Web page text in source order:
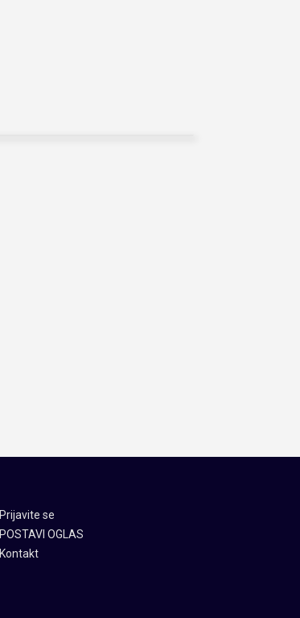
Prijavite se
POSTAVI OGLAS
Kontakt